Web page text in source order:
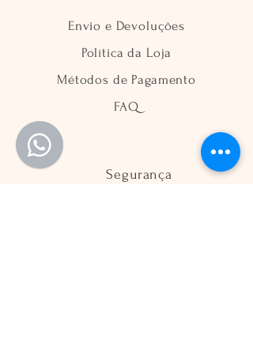
Envio e Devoluções
Política da Loja
Métodos de Pagamento
FAQ
Segurança